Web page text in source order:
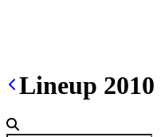
Lineup 2010